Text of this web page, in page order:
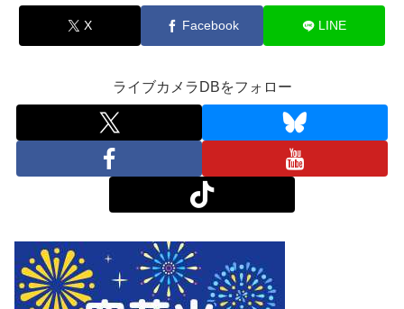
X Facebook LINE
ライブカメラDBをフォロー